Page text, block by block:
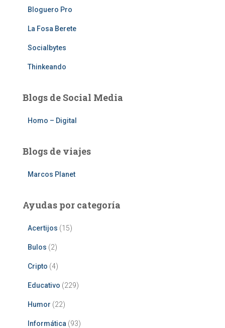
Bloguero Pro
La Fosa Berete
Socialbytes
Thinkeando
Blogs de Social Media
Homo – Digital
Blogs de viajes
Marcos Planet
Ayudas por categoría
Acertijos (15)
Bulos (2)
Cripto (4)
Educativo (229)
Humor (22)
Informática (93)